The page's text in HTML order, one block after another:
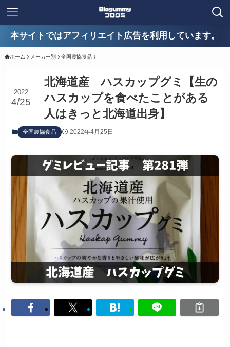
本サイトではアフィリエイト広告を利用しています。
ホーム メーカー別 全国農協食品
北海道産 ハスカップグミ【生の
ハスカップを食べたことがある
人はきっと北海道出身】
2022
4/25
全国農協食品 2022年4月25日